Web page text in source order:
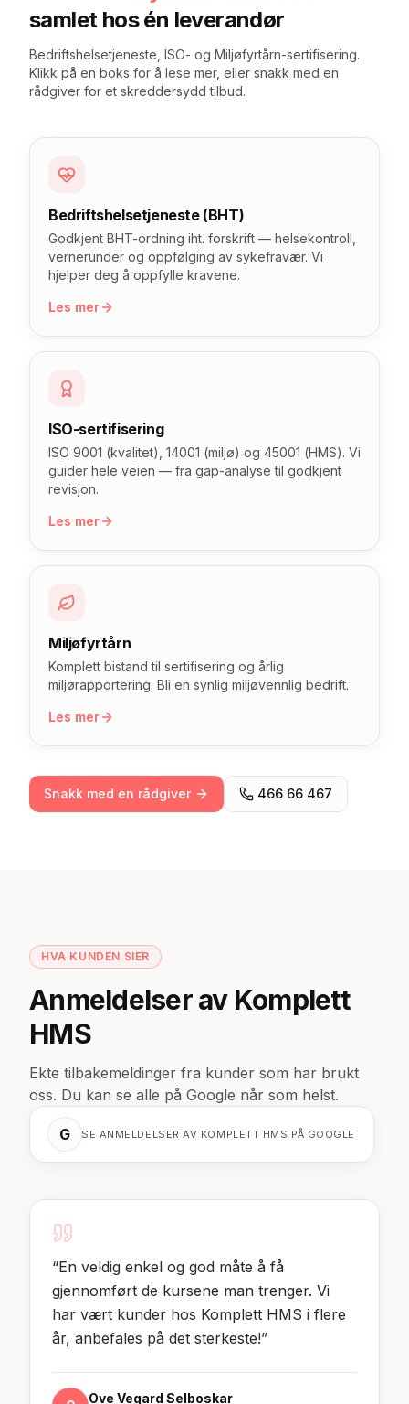
samlet hos én leverandør
Bedriftshelsetjeneste, ISO- og Miljøfyrtårn-sertifisering.
Klikk på en boks for å lese mer, eller snakk med en
rådgiver for et skreddersydd tilbud.
Bedriftshelsetjeneste (BHT)
Godkjent BHT-ordning iht. forskrift — helsekontroll,
vernerunder og oppfølging av sykefravær. Vi
hjelper deg å oppfylle kravene.
Les mer
ISO-sertifisering
ISO 9001 (kvalitet), 14001 (miljø) og 45001 (HMS). Vi
guider hele veien — fra gap-analyse til godkjent
revisjon.
Les mer
Miljøfyrtårn
Komplett bistand til sertifisering og årlig
miljørapportering. Bli en synlig miljøvennlig bedrift.
Les mer
Snakk med en rådgiver 466 66 467
HVA KUNDEN SIER
Anmeldelser av Komplett
HMS
Ekte tilbakemeldinger fra kunder som har brukt
oss. Du kan se alle på Google når som helst.
G SE ANMELDELSER AV KOMPLETT HMS PÅ GOOGLE
“En veldig enkel og god måte å få
gjennomført de kursene man trenger. Vi
har vært kunder hos Komplett HMS i flere
år, anbefales på det sterkeste!”
Ove Vegard Selboskar